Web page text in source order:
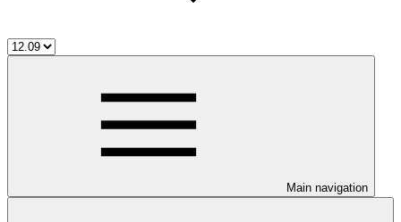
Main navigation